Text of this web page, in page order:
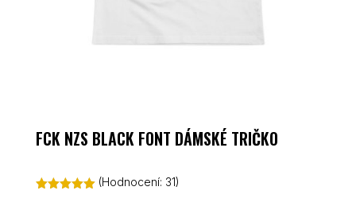
FCK NZS BLACK FONT DÁMSKÉ TRIČKO
(Hodnocení: 31)